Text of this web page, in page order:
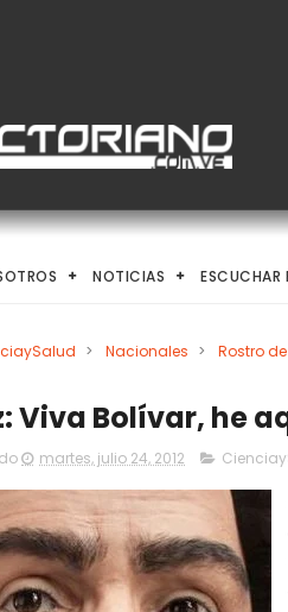
NOTICIAS ESCUCHAR
> Nacionales > Rostro
Viva Bolívar, he
martes, julio 24, 2012